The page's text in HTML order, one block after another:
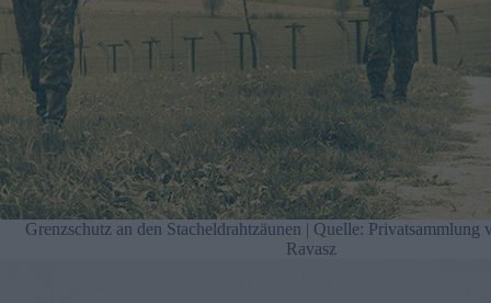
Grenzschutz an den Stacheldrahtzäunen | Quelle: Privatsammlung
Ravasz